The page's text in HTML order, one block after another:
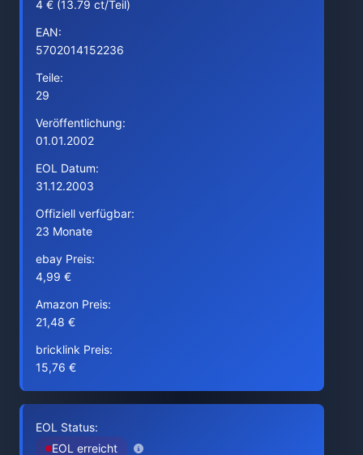
4 € (13.79 ct/Teil)
EAN:
5702014152236
Teile:
29
Veröffentlichung:
01.01.2002
EOL Datum:
31.12.2003
Offiziell verfügbar:
23 Monate
ebay Preis:
4,99 €
Amazon Preis:
21,48 €
bricklink Preis:
15,76 €
EOL Status:
EOL erreicht